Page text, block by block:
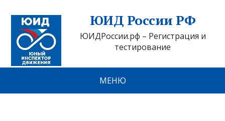
ЮИД России РФ
ЮИДРоссии.рф – Регистрация и
тестирование
МЕНЮ